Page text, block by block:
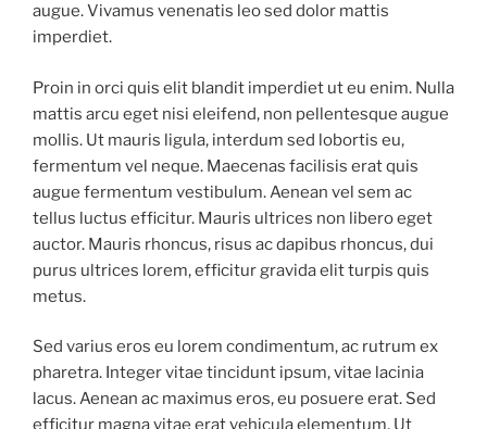
augue. Vivamus venenatis leo sed dolor mattis
imperdiet.
Proin in orci quis elit blandit imperdiet ut eu enim. Nulla
mattis arcu eget nisi eleifend, non pellentesque augue
mollis. Ut mauris ligula, interdum sed lobortis eu,
fermentum vel neque. Maecenas facilisis erat quis
augue fermentum vestibulum. Aenean vel sem ac
tellus luctus efficitur. Mauris ultrices non libero eget
auctor. Mauris rhoncus, risus ac dapibus rhoncus, dui
purus ultrices lorem, efficitur gravida elit turpis quis
metus.
Sed varius eros eu lorem condimentum, ac rutrum ex
pharetra. Integer vitae tincidunt ipsum, vitae lacinia
lacus. Aenean ac maximus eros, eu posuere erat. Sed
efficitur magna vitae erat vehicula elementum. Ut